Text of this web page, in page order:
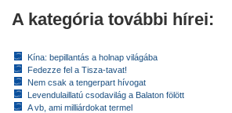
A kategória további hírei:
Kína: bepillantás a holnap világába
Fedezze fel a Tisza-tavat!
Nem csak a tengerpart hívogat
Levendulaillatú csodavilág a Balaton fölött
A vb, ami milliárdokat termel